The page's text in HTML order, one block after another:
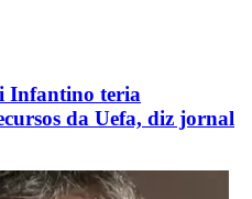
Infantino teria
da Uefa, diz jornal